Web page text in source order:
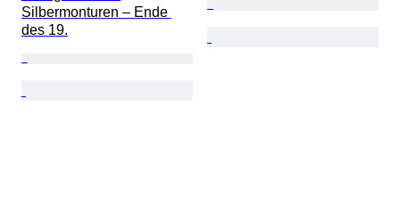
Silbermonturen – Ende
des 19.